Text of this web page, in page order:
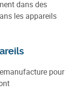
dans des
les appareils
pour